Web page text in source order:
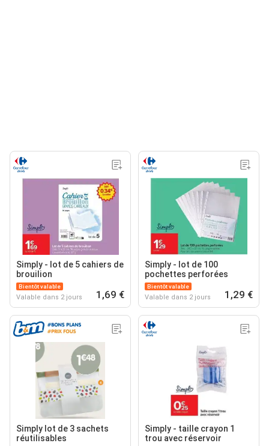
Simply - lot de 5 cahiers de
brouilion
Bientôt valable
Valable dans 2 jours 1,69 €
Simply - lot de 100
pochettes perforées
Bientôt valable
Valable dans 2 jours 1,29 €
Simply lot de 3 sachets
réutilisables
Simply - taille crayon 1
trou avec réservoir